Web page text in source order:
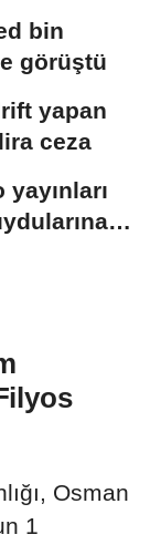
bin
görüştü
yapan
ceza
Osman
1